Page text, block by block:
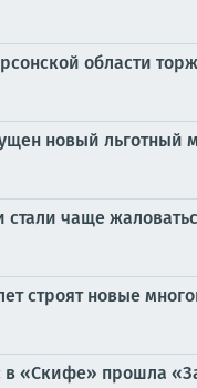
области
новый льготный
чаще
строят новые
«Скифе» прошла